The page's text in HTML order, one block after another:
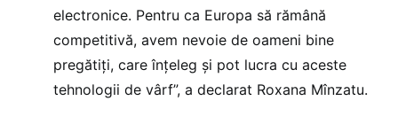
electronice. Pentru ca Europa să rămână
competitivă, avem nevoie de oameni bine
pregătiți, care înțeleg și pot lucra cu aceste
tehnologii de vârf”, a declarat Roxana Mînzatu.